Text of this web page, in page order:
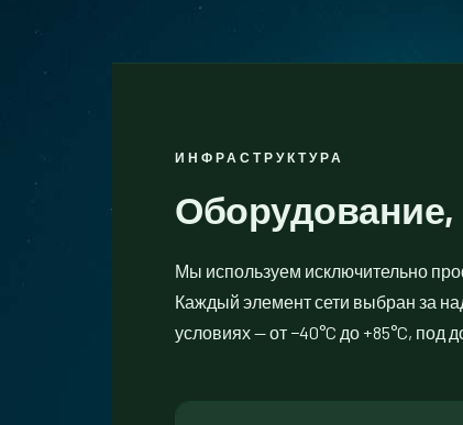
ИНФРАСТРУКТУРА
Оборудование,
Мы используем исключительно
Каждый элемент сети выбран за
условиях — от −40°C до +85°C,